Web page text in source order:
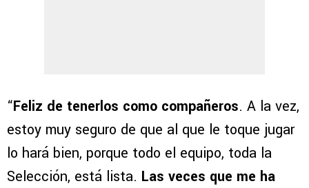
“Feliz de tenerlos como compañeros. A la vez,
estoy muy seguro de que al que le toque jugar
lo hará bien, porque todo el equipo, toda la
Selección, está lista. Las veces que me ha